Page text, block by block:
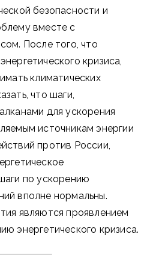
безопасности и
вместе с
После того, что
кризиса,
климатических
что шаги,
для ускорения
источникам энергии
против России,
по ускорению
вполне нормальны.
являются проявлением
энергетического кризиса.